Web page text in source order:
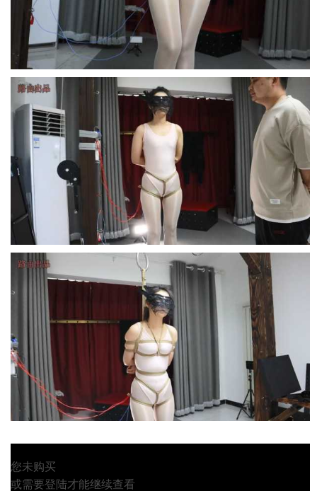
您未购买
或需要登陆才能继续查看